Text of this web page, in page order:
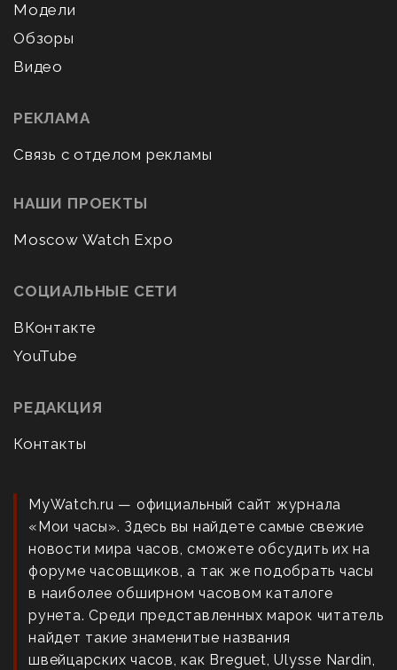
Модели
Обзоры
Видео
РЕКЛАМА
Связь с отделом рекламы
НАШИ ПРОЕКТЫ
Moscow Watch Expo
СОЦИАЛЬНЫЕ СЕТИ
ВКонтакте
YouTube
РЕДАКЦИЯ
Контакты
MyWatch.ru — официальный сайт журнала
«Мои часы». Здесь вы найдете самые свежие
новости мира часов, сможете обсудить их на
форуме часовщиков, а так же подобрать часы
в наиболее обширном часовом каталоге
рунета. Среди представленных марок читатель
найдет такие знаменитые названия
швейцарских часов, как Breguet, Ulysse Nardin,